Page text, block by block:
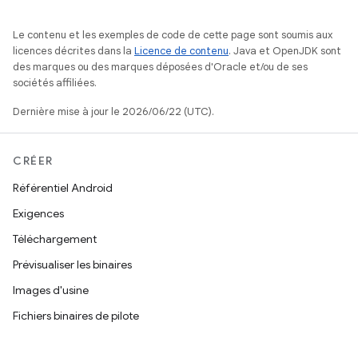
Le contenu et les exemples de code de cette page sont soumis aux
licences décrites dans la Licence de contenu. Java et OpenJDK sont
des marques ou des marques déposées d'Oracle et/ou de ses
sociétés affiliées.
Dernière mise à jour le 2026/06/22 (UTC).
CRÉER
Référentiel Android
Exigences
Téléchargement
Prévisualiser les binaires
Images d'usine
Fichiers binaires de pilote